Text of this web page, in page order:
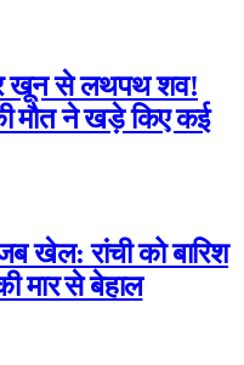
खून से लथपथ शव!
मौत ने खड़े किए कई
खेल: रांची को बारिश
मार से बेहाल